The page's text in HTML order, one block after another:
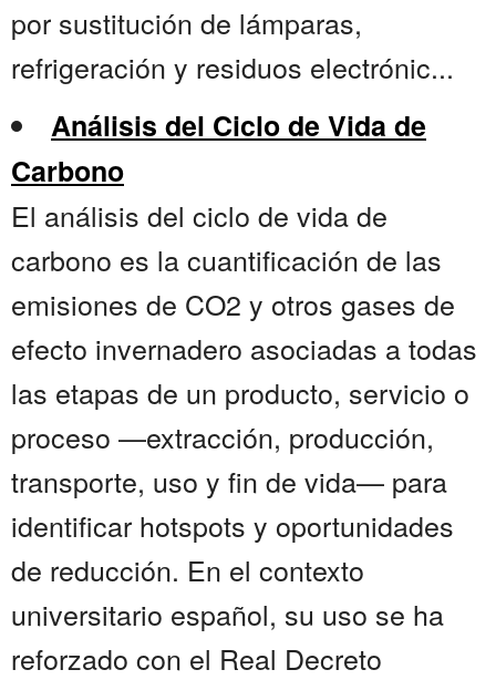
por sustitución de lámparas,
refrigeración y residuos electrónic...
Análisis del Ciclo de Vida de
Carbono
El análisis del ciclo de vida de
carbono es la cuantificación de las
emisiones de CO2 y otros gases de
efecto invernadero asociadas a todas
las etapas de un producto, servicio o
proceso —extracción, producción,
transporte, uso y fin de vida— para
identificar hotspots y oportunidades
de reducción. En el contexto
universitario español, su uso se ha
reforzado con el Real Decreto